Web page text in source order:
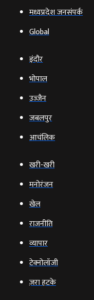
मध्यप्रदेश जनसंपर्क
Global
इंदौर
भोपाल
उज्‍जैन
जबलपुर
आचंलिक
खरी-खरी
मनोरंजन
खेल
राजनीति
व्‍यापार
टेक्‍नोलॉजी
ज़रा हटके